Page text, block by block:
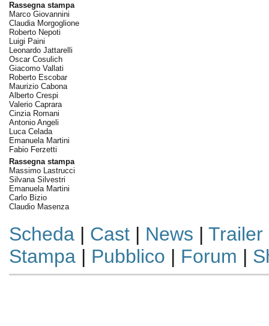
Rassegna stampa
Marco Giovannini
Claudia Morgoglione
Roberto Nepoti
Luigi Paini
Leonardo Jattarelli
Oscar Cosulich
Giacomo Vallati
Roberto Escobar
Maurizio Cabona
Alberto Crespi
Valerio Caprara
Cinzia Romani
Antonio Angeli
Luca Celada
Emanuela Martini
Fabio Ferzetti
Rassegna stampa
Massimo Lastrucci
Silvana Silvestri
Emanuela Martini
Carlo Bizio
Claudio Masenza
Scheda| Cast| News | Trailer
Stampa| Pubblico | Forum |